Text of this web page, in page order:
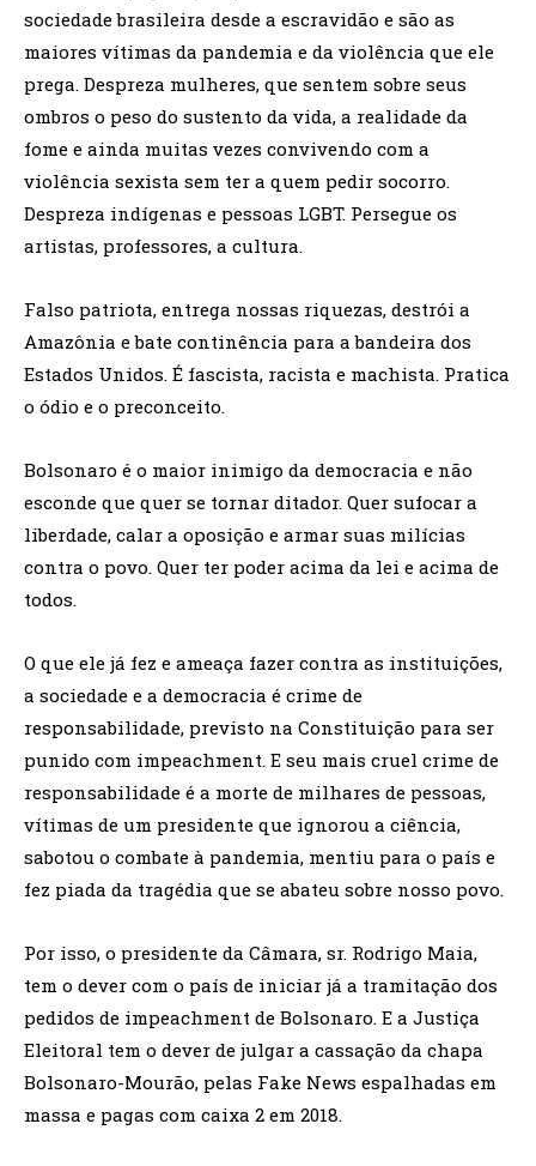
sociedade brasileira desde a escravidão e são as
maiores vítimas da pandemia e da violência que ele
prega. Despreza mulheres, que sentem sobre seus
ombros o peso do sustento da vida, a realidade da
fome e ainda muitas vezes convivendo com a
violência sexista sem ter a quem pedir socorro.
Despreza indígenas e pessoas LGBT. Persegue os
artistas, professores, a cultura.
Falso patriota, entrega nossas riquezas, destrói a
Amazônia e bate continência para a bandeira dos
Estados Unidos. É fascista, racista e machista. Pratica
o ódio e o preconceito.
Bolsonaro é o maior inimigo da democracia e não
esconde que quer se tornar ditador. Quer sufocar a
liberdade, calar a oposição e armar suas milícias
contra o povo. Quer ter poder acima da lei e acima de
todos.
O que ele já fez e ameaça fazer contra as instituições,
a sociedade e a democracia é crime de
responsabilidade, previsto na Constituição para ser
punido com impeachment. E seu mais cruel crime de
responsabilidade é a morte de milhares de pessoas,
vítimas de um presidente que ignorou a ciência,
sabotou o combate à pandemia, mentiu para o país e
fez piada da tragédia que se abateu sobre nosso povo.
Por isso, o presidente da Câmara, sr. Rodrigo Maia,
tem o dever com o país de iniciar já a tramitação dos
pedidos de impeachment de Bolsonaro. E a Justiça
Eleitoral tem o dever de julgar a cassação da chapa
Bolsonaro-Mourão, pelas Fake News espalhadas em
massa e pagas com caixa 2 em 2018.